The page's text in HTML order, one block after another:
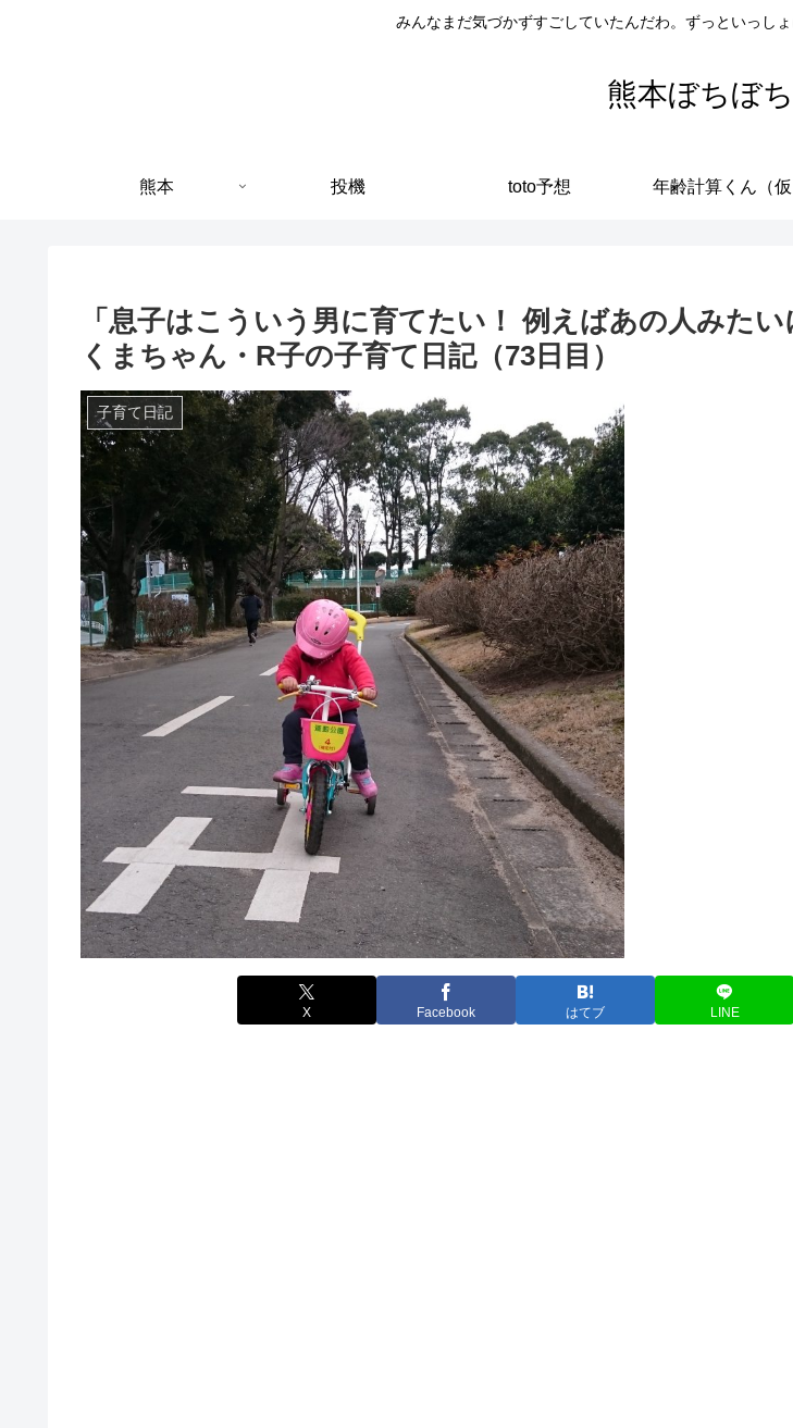
みんなまだ気づかずすごしていたんだわ。ずっといっし
熊本ぼちぼ
熊本 投機 toto予想 年齢計算くん（仮
「息子はこういう男に育てたい！ 例えばあの人みたい
くまちゃん・R子の子育て日記（73日目）
子育て日記
X Facebook はてブ LINE